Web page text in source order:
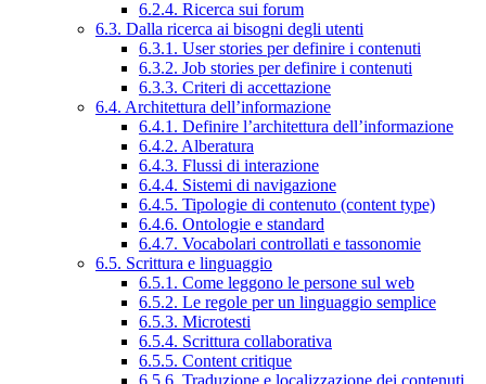
6.2.4. Ricerca sui forum
6.3. Dalla ricerca ai bisogni degli utenti
6.3.1. User stories per definire i contenuti
6.3.2. Job stories per definire i contenuti
6.3.3. Criteri di accettazione
6.4. Architettura dell’informazione
6.4.1. Definire l’architettura dell’informazione
6.4.2. Alberatura
6.4.3. Flussi di interazione
6.4.4. Sistemi di navigazione
6.4.5. Tipologie di contenuto (content type)
6.4.6. Ontologie e standard
6.4.7. Vocabolari controllati e tassonomie
6.5. Scrittura e linguaggio
6.5.1. Come leggono le persone sul web
6.5.2. Le regole per un linguaggio semplice
6.5.3. Microtesti
6.5.4. Scrittura collaborativa
6.5.5. Content critique
6.5.6. Traduzione e localizzazione dei contenuti